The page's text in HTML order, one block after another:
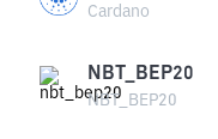
Cardano
NBT_BEP20
NBT_BEP20